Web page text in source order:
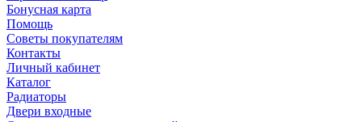
Бонусная карта
Помощь
Советы покупателям
Контакты
Личный кабинет
Каталог
Радиаторы
Двери входные